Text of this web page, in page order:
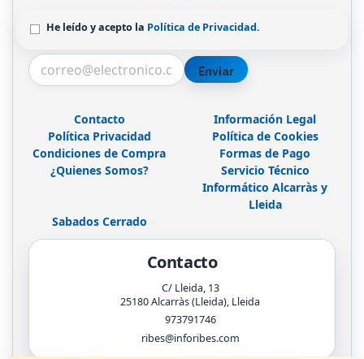
He leído y acepto la Política de Privacidad.
Enviar
Contacto
Información Legal
Política Privacidad
Política de Cookies
Condiciones de Compra
Formas de Pago
¿Quienes Somos?
Servicio Técnico
Informático Alcarràs y
Lleida
Sabados Cerrado
Contacto
C/ Lleida, 13
25180Alcarràs (Lleida), Lleida
973791746
ribes@inforibes.com